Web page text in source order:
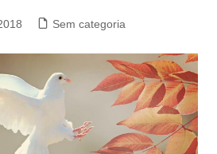
Sem categoria